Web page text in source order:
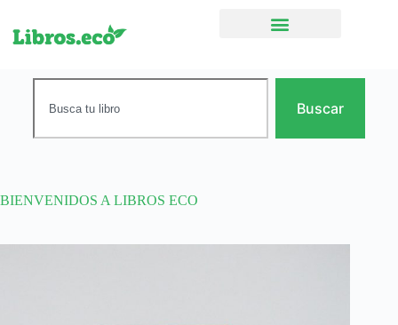
Buscar
BIENVENIDOS A LIBROS ECO